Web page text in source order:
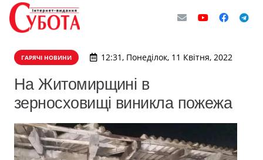
ГАРЯЧІ НОВИНИ 12:31, Понеділок, 11 Квітня, 2022
На Житомирщині в
зерносховищі виникла пожежа